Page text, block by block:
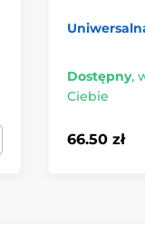
Dostępny,
Ciebie
66.50 zł